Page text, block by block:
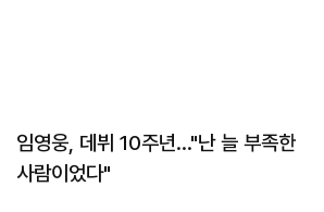
임영웅, 데뷔 10주년…"난 늘 부족한
사람이었다"